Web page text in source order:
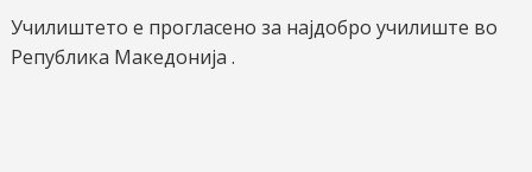
Училиштето е прогласено за најдобро училиште во
Република Македонија .